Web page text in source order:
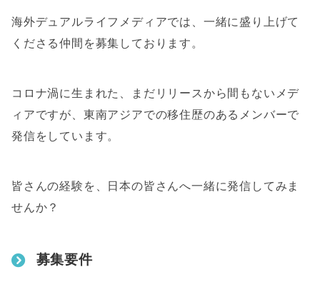
海外デュアルライフメディアでは、一緒に盛り上げて
くださる仲間を募集しております。
コロナ渦に生まれた、まだリリースから間もないメデ
ィアですが、東南アジアでの移住歴のあるメンバーで
発信をしています。
皆さんの経験を、日本の皆さんへ一緒に発信してみま
せんか？
募集要件